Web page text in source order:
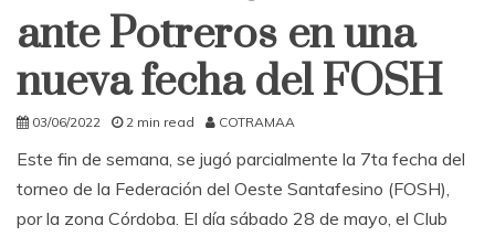
ante Potreros en una
nueva fecha del FOSH
03/06/2022 2 min read COTRAMAA
Este fin de semana, se jugó parcialmente la 7ta fecha del
torneo de la Federación del Oeste Santafesino (FOSH),
por la zona Córdoba. El día sábado 28 de mayo, el Club